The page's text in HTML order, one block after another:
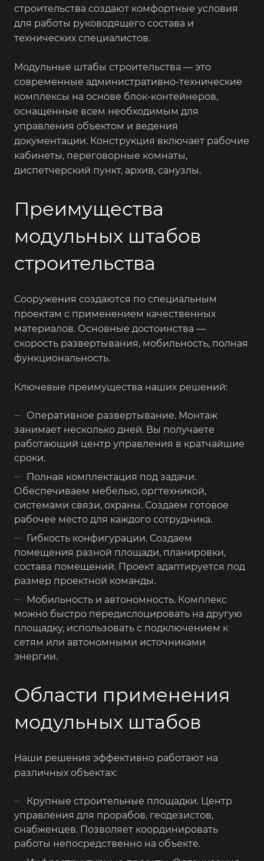
строительства создают комфортные условия
для работы руководящего состава и
технических специалистов.
Модульные штабы строительства — это
современные административно-технические
комплексы на основе блок-контейнеров,
оснащенные всем необходимым для
управления объектом и ведения
документации. Конструкция включает рабочие
кабинеты, переговорные комнаты,
диспетчерский пункт, архив, санузлы.
Преимущества
модульных штабов
строительства
Сооружения создаются по специальным
проектам с применением качественных
материалов. Основные достоинства —
скорость развертывания, мобильность, полная
функциональность.
Ключевые преимущества наших решений:
Оперативное развертывание. Монтаж
занимает несколько дней. Вы получаете
работающий центр управления в кратчайшие
сроки.
Полная комплектация под задачи.
Обеспечиваем мебелью, оргтехникой,
системами связи, охраны. Создаем готовое
рабочее место для каждого сотрудника.
Гибкость конфигурации. Создаем
помещения разной площади, планировки,
состава помещений. Проект адаптируется под
размер проектной команды.
Мобильность и автономность. Комплекс
можно быстро передислоцировать на другую
площадку, использовать с подключением к
сетям или автономными источниками
энергии.
Области применения
модульных штабов
Наши решения эффективно работают на
различных объектах:
Крупные строительные площадки. Центр
управления для прорабов, геодезистов,
снабженцев. Позволяет координировать
работы непосредственно на объекте.